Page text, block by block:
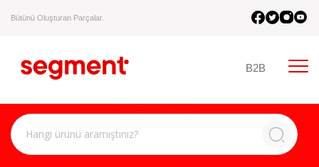
Bütünü Oluşturan Parçalar.
B2B